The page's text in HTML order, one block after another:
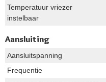
Temperatuur vriezer
instelbaar
Aansluiting
Aansluitspanning
Frequentie